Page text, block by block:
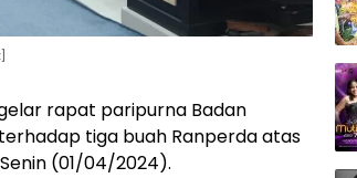
rapat paripurna Badan
tiga buah Ranperda atas
(01/04/2024).